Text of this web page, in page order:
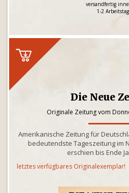
versandfertig
1-2
Die Neue
Originale Zeitung vom
Amerikanische Zeitung für
bedeutendste Tageszeitung im
erschien bis Ende
letztes verfügbares Originalexemplar!